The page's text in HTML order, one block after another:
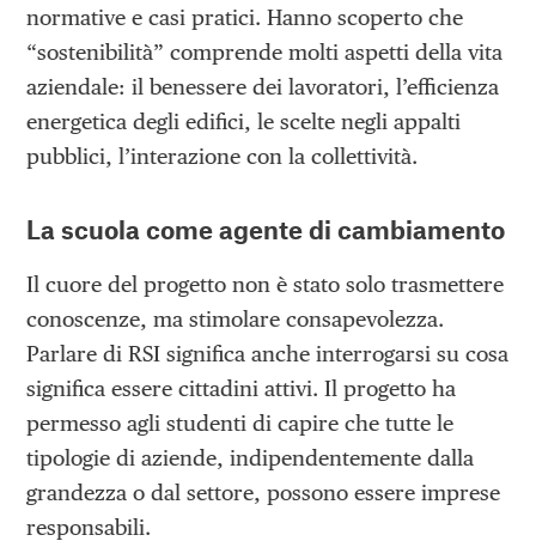
normative e casi pratici. Hanno scoperto che
“sostenibilità” comprende molti aspetti della vita
aziendale: il benessere dei lavoratori, l’efficienza
energetica degli edifici, le scelte negli appalti
pubblici, l’interazione con la collettività.
La scuola come agente di cambiamento
Il cuore del progetto non è stato solo trasmettere
conoscenze, ma stimolare consapevolezza.
Parlare di RSI significa anche interrogarsi su cosa
significa essere cittadini attivi. Il progetto ha
permesso agli studenti di capire che tutte le
tipologie di aziende, indipendentemente dalla
grandezza o dal settore, possono essere imprese
responsabili.